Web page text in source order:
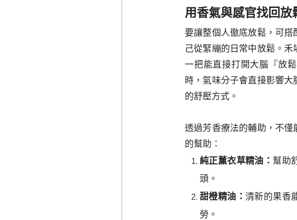
用香氣與感官找回放
要讓整個人徹底放鬆，可
己從緊繃的日常中放鬆。
一把能直接打開大腦『放
時，氣味分子會直接影響
的舒壓方式。
透過芳香療法的輔助，不
的幫助：
純正薰衣草精油： 幫助
頭。
甜橙精油： 清新的果香
勞。